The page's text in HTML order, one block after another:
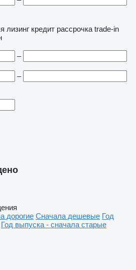
лизинг кредит рассрочка trade-in
–
–
дорогие Сначала дешевые Год
Год выпуска - сначала старые